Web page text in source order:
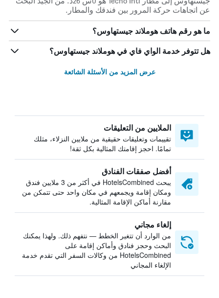
عن اتجاهات حركة المرور بين فندقك والمطار.
ما هو رقم هاتف هوملاند جيستهاوس؟
هل تتوفر خدمة الواي فاي في هوملاند جيستهاوس؟
عرض المزيد من الأسئلة الشائعة
الملايين من التعليقات
تقييمات وتعليقات حقيقية من ملايين النزلاء، مثلك
تمامًا. احجز إقامتك المثالية بكل ثقة!
أفضل صفقات الفنادق
يبحث HotelsCombined في أكثر من 3 ملايين فندق
ومكان إقامة ويجمعهم في مكان واحد حتى تتمكن من
مقارنة أماكن الإقامة المثالية.
إلغاء مجاني
من الوارد أن تتغير الخطط — نتفهم ذلك. ولهذا يمكنك
البحث وحجز فنادق وأماكن إقامة على
HotelsCombined من وكالات السفر التي تقدم خدمة
الإلغاء المجاني